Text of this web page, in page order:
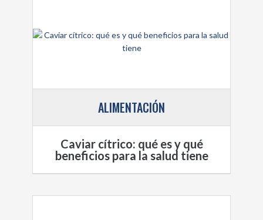
ALIMENTACIÓN
Caviar cítrico: qué es y qué
beneficios para la salud tiene